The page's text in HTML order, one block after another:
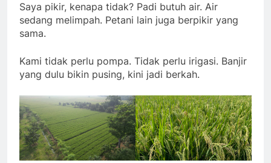
Saya pikir, kenapa tidak? Padi butuh air. Air
sedang melimpah. Petani lain juga berpikir yang
sama.
Kami tidak perlu pompa. Tidak perlu irigasi. Banjir
yang dulu bikin pusing, kini jadi berkah.